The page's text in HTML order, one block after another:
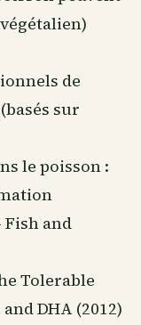
de
sur
le poisson :
and
Tolerable
DHA (2012)